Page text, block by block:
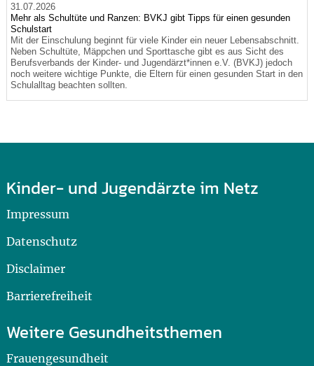
31.07.2026
Mehr als Schultüte und Ranzen: BVKJ gibt Tipps für einen gesunden
Schulstart
Mit der Einschulung beginnt für viele Kinder ein neuer Lebensabschnitt.
Neben Schultüte, Mäppchen und Sporttasche gibt es aus Sicht des
Berufsverbands der Kinder- und Jugendärzt*innen e.V. (BVKJ) jedoch
noch weitere wichtige Punkte, die Eltern für einen gesunden Start in den
Schulalltag beachten sollten.
Kinder- und Jugendärzte im Netz
Impressum
Datenschutz
Disclaimer
Barrierefreiheit
Weitere Gesundheitsthemen
Frauengesundheit